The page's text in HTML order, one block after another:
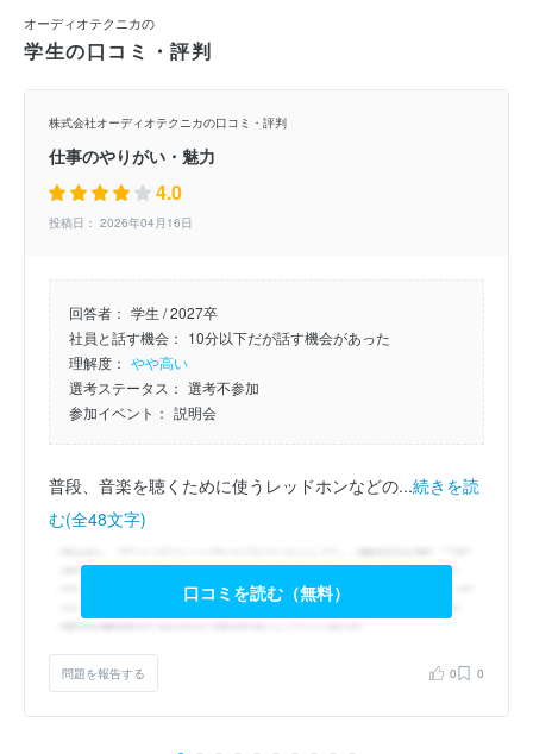
オーディオテクニカの
学生の口コミ・評判
株式会社オーディオテクニカの口コミ・評判
仕事のやりがい・魅力
4.0
投稿日： 2026年04月16日
回答者： 学生 / 2027卒
社員と話す機会： 10分以下だが話す機会があった
理解度： やや高い
選考ステータス： 選考不参加
参加イベント： 説明会
普段、音楽を聴くために使うレッドホンなどの...続きを読
む(全48文字)
口コミを読む（無料）
問題を報告する 0 0